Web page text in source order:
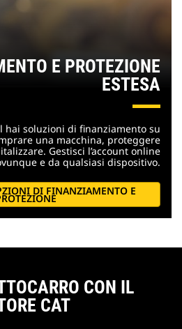
E PROTEZIONE
ESTESA
hai soluzioni di finanziamento su
una macchina, proteggere
Gestisci l’account online
e da qualsiasi dispositivo.
DI FINANZIAMENTO E
CON IL
CAT